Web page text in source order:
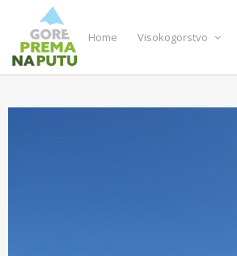
Home Visokogorstvo